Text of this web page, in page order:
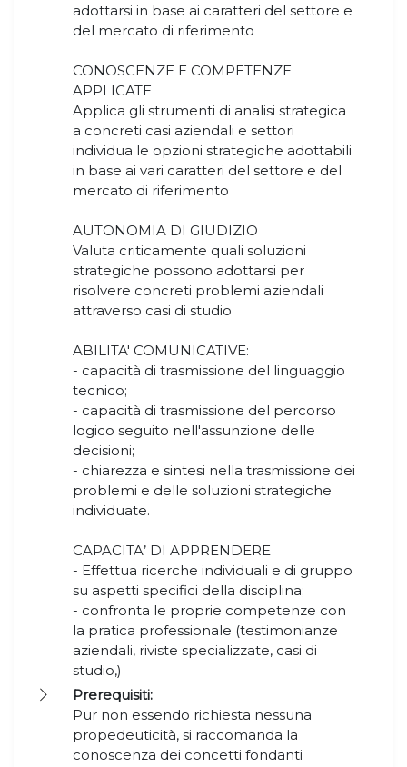
adottarsi in base ai caratteri del settore e
del mercato di riferimento
CONOSCENZE E COMPETENZE
APPLICATE
Applica gli strumenti di analisi strategica
a concreti casi aziendali e settori
individua le opzioni strategiche adottabili
in base ai vari caratteri del settore e del
mercato di riferimento
AUTONOMIA DI GIUDIZIO
Valuta criticamente quali soluzioni
strategiche possono adottarsi per
risolvere concreti problemi aziendali
attraverso casi di studio
ABILITA' COMUNICATIVE:
- capacità di trasmissione del linguaggio
tecnico;
- capacità di trasmissione del percorso
logico seguito nell'assunzione delle
decisioni;
- chiarezza e sintesi nella trasmissione dei
problemi e delle soluzioni strategiche
individuate.
CAPACITA’ DI APPRENDERE
- Effettua ricerche individuali e di gruppo
su aspetti specifici della disciplina;
- confronta le proprie competenze con
la pratica professionale (testimonianze
aziendali, riviste specializzate, casi di
studio,)
Prerequisiti:
Pur non essendo richiesta nessuna
propedeuticità, si raccomanda la
conoscenza dei concetti fondanti